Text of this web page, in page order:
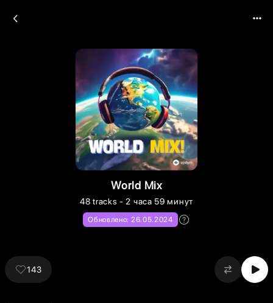
World Mix
48 tracks- 2 часа 59 минут
Обновлено: 26.05.2024
143